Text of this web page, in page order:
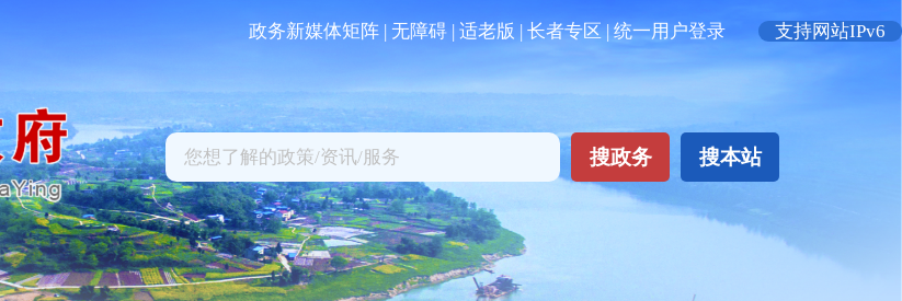
政务新媒体矩阵 | 无障碍 | 适老版 | 长者专区| 统一用户登录 支持网站IPv6
搜政务 搜本站